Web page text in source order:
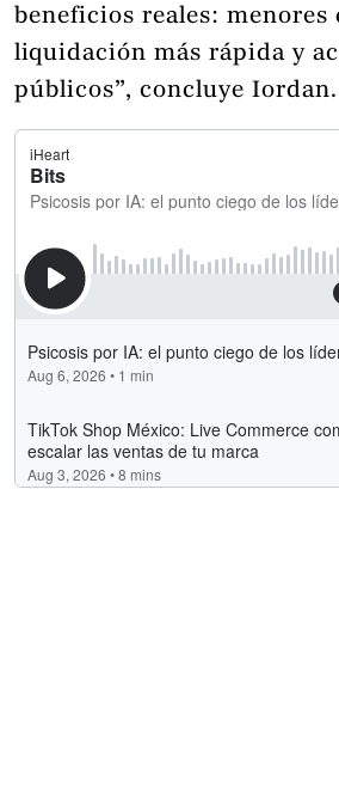
beneficios reales: menores
liquidación más rápida y
públicos”, concluye Iordan.